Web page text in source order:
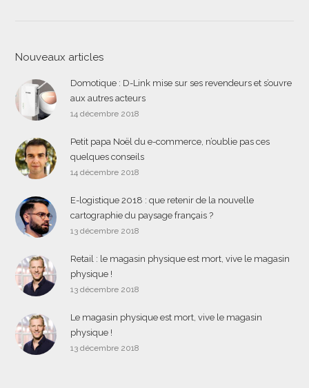
Nouveaux articles
Domotique : D-Link mise sur ses revendeurs et s’ouvre
aux autres acteurs
14 décembre 2018
Petit papa Noël du e-commerce, n’oublie pas ces
quelques conseils
14 décembre 2018
E-logistique 2018 : que retenir de la nouvelle
cartographie du paysage français ?
13 décembre 2018
Retail : le magasin physique est mort, vive le magasin
physique !
13 décembre 2018
Le magasin physique est mort, vive le magasin
physique !
13 décembre 2018